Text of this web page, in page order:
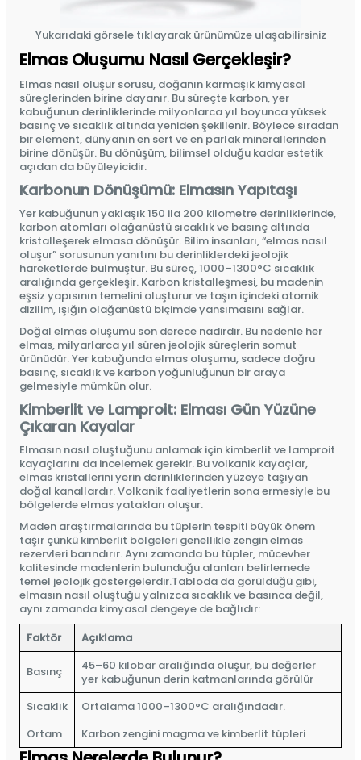
Yukarıdaki görsele tıklayarak ürünümüze ulaşabilirsiniz
Elmas Oluşumu Nasıl Gerçekleşir?
Elmas nasıl oluşur sorusu, doğanın karmaşık kimyasal
süreçlerinden birine dayanır. Bu süreçte karbon, yer
kabuğunun derinliklerinde milyonlarca yıl boyunca yüksek
basınç ve sıcaklık altında yeniden şekillenir. Böylece sıradan
bir element, dünyanın en sert ve en parlak minerallerinden
birine dönüşür. Bu dönüşüm, bilimsel olduğu kadar estetik
açıdan da büyüleyicidir.
Karbonun Dönüşümü: Elmasın Yapıtaşı
Yer kabuğunun yaklaşık 150 ila 200 kilometre derinliklerinde,
karbon atomları olağanüstü sıcaklık ve basınç altında
kristalleşerek elmasa dönüşür. Bilim insanları, “elmas nasıl
oluşur” sorusunun yanıtını bu derinliklerdeki jeolojik
hareketlerde bulmuştur. Bu süreç, 1000–1300°C sıcaklık
aralığında gerçekleşir. Karbon kristalleşmesi, bu madenin
eşsiz yapısının temelini oluşturur ve taşın içindeki atomik
dizilim, ışığın olağanüstü biçimde yansımasını sağlar.
Doğal elmas oluşumu son derece nadirdir. Bu nedenle her
elmas, milyarlarca yıl süren jeolojik süreçlerin somut
ürünüdür. Yer kabuğunda elmas oluşumu, sadece doğru
basınç, sıcaklık ve karbon yoğunluğunun bir araya
gelmesiyle mümkün olur.
Kimberlit ve Lamproit: Elması Gün Yüzüne
Çıkaran Kayalar
Elmasın nasıl oluştuğunu anlamak için kimberlit ve lamproit
kayaçlarını da incelemek gerekir. Bu volkanik kayaçlar,
elmas kristallerini yerin derinliklerinden yüzeye taşıyan
doğal kanallardır. Volkanik faaliyetlerin sona ermesiyle bu
bölgelerde elmas yatakları oluşur.
Maden araştırmalarında bu tüplerin tespiti büyük önem
taşır çünkü kimberlit bölgeleri genellikle zengin elmas
rezervleri barındırır. Aynı zamanda bu tüpler, mücevher
kalitesinde madenlerin bulunduğu alanları belirlemede
temel jeolojik göstergelerdir.Tabloda da görüldüğü gibi,
elmasın nasıl oluştuğu yalnızca sıcaklık ve basınca değil,
aynı zamanda kimyasal dengeye de bağlıdır:
Faktör
Açıklama
Basınç
45–60 kilobar aralığında oluşur, bu değerler
yer kabuğunun derin katmanlarında görülür
Sıcaklık
Ortalama 1000–1300°C aralığındadır.
Ortam
Karbon zengini magma ve kimberlit tüpleri